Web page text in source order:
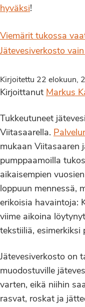
hyväksi!
Viemärit tukossa
Jätevesiverkosto
Kirjoitettu 22 elokuun,
Kirjoittanut Markus
Tukkeutuneet
Viitasaarella.
mukaan Viitasaaren
pumppaamoilla
aikaisempien
loppuun mennessä,
erikoisia havaintoja:
viime aikoina
tekstiiliä, esimerkiksi
Jätevesiverkosto on
muodostuville
varten, eikä niihin
rasvat, roskat ja